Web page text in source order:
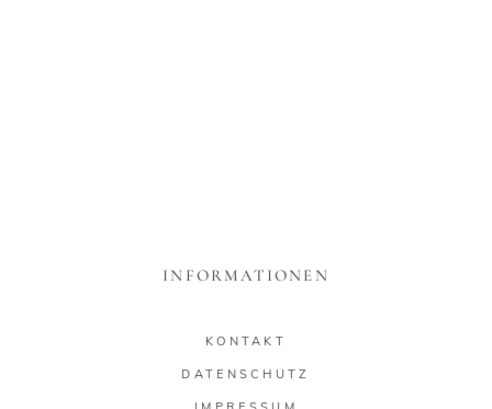
INFORMATIONEN
KONTAKT
DATENSCHUTZ